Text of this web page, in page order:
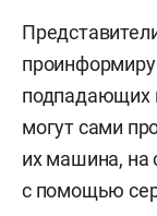
подпадающих
могут сами
их машина, на
с помощью